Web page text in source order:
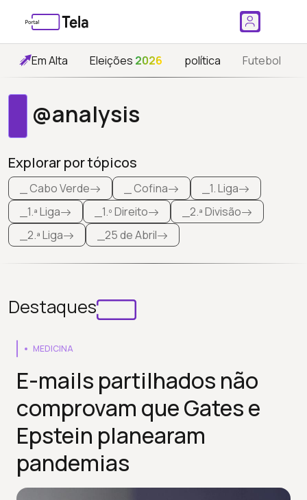
Em Alta Eleições 2026 política Futebol
@analysis
Explorar por tópicos
_ Cabo Verde _ Cofina
_1. Liga
_1.ª Liga
_1.º Direito
_2.ª Divisão
_2.ª Liga
_25 de Abril
Destaques
MEDICINA
E-mails partilhados não
comprovam que Gates e
Epstein planearam
pandemias